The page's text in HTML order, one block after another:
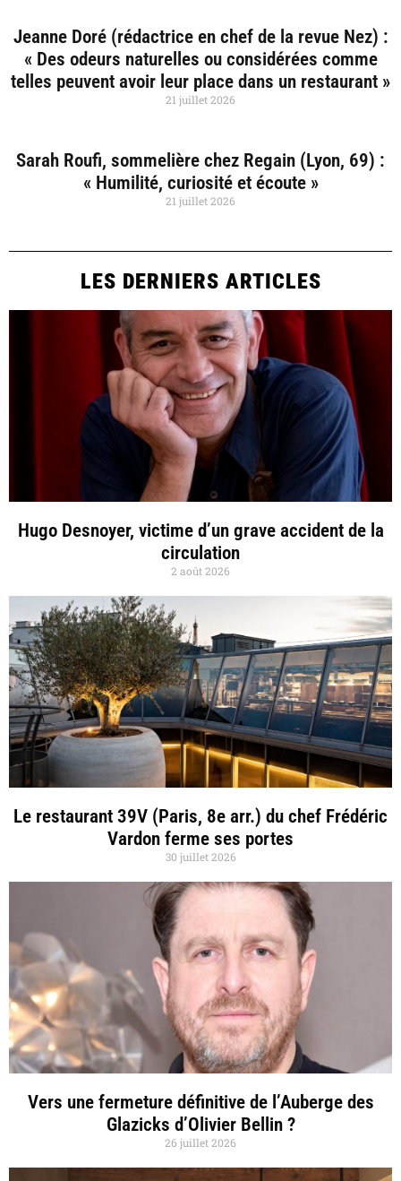
Jeanne Doré (rédactrice en chef de la revue Nez) :
« Des odeurs naturelles ou considérées comme
telles peuvent avoir leur place dans un restaurant »
21 juillet 2026
Sarah Roufi, sommelière chez Regain (Lyon, 69) :
« Humilité, curiosité et écoute »
21 juillet 2026
LES DERNIERS ARTICLES
Hugo Desnoyer, victime d’un grave accident de la
circulation
2 août 2026
Le restaurant 39V (Paris, 8e arr.) du chef Frédéric
Vardon ferme ses portes
30 juillet 2026
Vers une fermeture définitive de l’Auberge des
Glazicks d’Olivier Bellin ?
26 juillet 2026